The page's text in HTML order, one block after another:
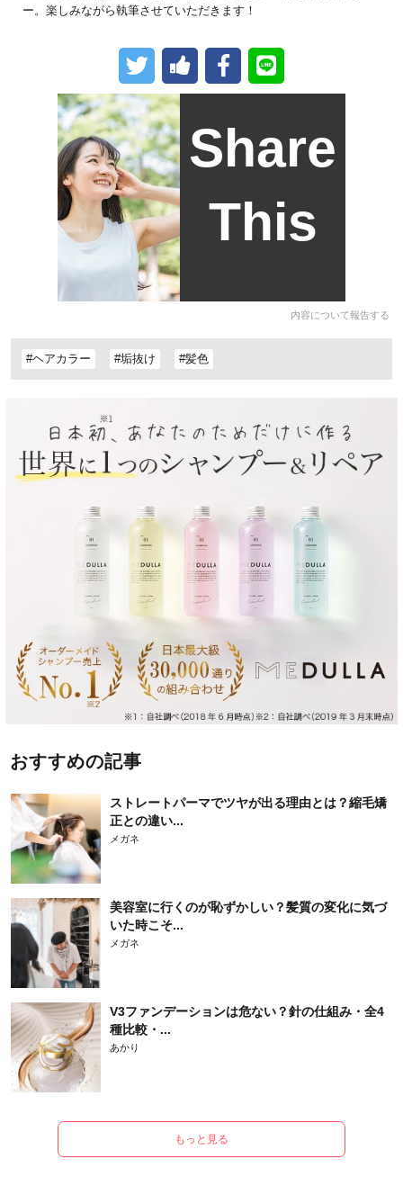
ー。楽しみながら執筆させていただきます！
Share
This
内容について報告する
#ヘアカラー #垢抜け #髪色
おすすめの記事
ストレートパーマでツヤが出る理由とは？縮毛矯
正との違い...
メガネ
美容室に行くのが恥ずかしい？髪質の変化に気づ
いた時こそ...
メガネ
V3ファンデーションは危ない？針の仕組み・全4
種比較・...
あかり
もっと見る